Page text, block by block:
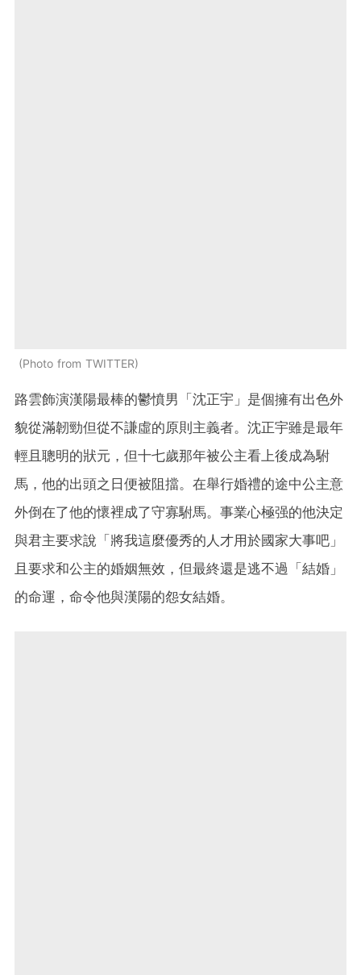
Photo from TWITTER
路雲飾演漢陽最棒的鬱憤男「沈正宇」是個擁有出色外
貌從滿韌勁但從不謙虛的原則主義者。沈正宇雖是最年
輕且聰明的狀元，但十七歲那年被公主看上後成為駙
馬，他的出頭之日便被阻擋。在舉行婚禮的途中公主意
外倒在了他的懷裡成了守寡駙馬。事業心極强的他決定
與君主要求說「將我這麼優秀的人才用於國家大事吧」
且要求和公主的婚姻無效，但最終還是逃不過「結婚」
的命運，命令他與漢陽的怨女結婚。